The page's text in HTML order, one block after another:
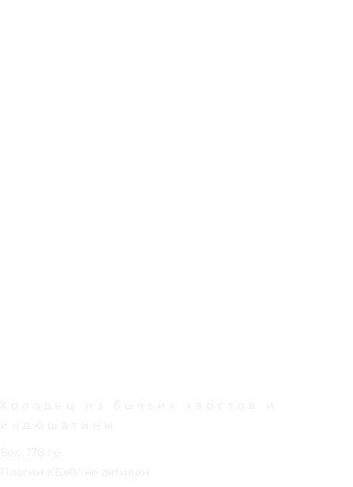
Холодец из бычьих хвостов и
индюшатины
Вес: 170 гр.
Плагин КБЖУ не активен